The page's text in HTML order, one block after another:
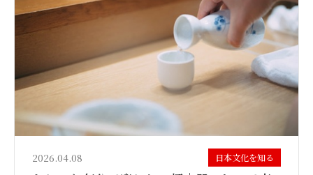
2026.04.08 日本文化を知る